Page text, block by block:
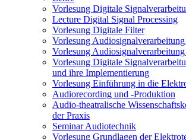
Vorlesung Digitale
Lecture Digital Signal Processing
Vorlesung Digitale Filter
Vorlesung
Vorlesung
Vorlesung Digitale
und ihre Implementierung
Vorlesung Einführung in die
Audiorecording und -Produktion
Audio-theatralische
der Praxis
Seminar Audiotechnik
Vorlesung Grundlagen der